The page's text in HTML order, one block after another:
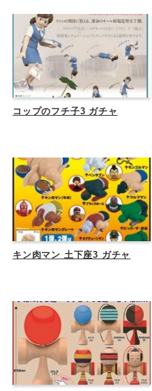
コップのフチ子3 ガチャ
キン肉マン 土下座3 ガチャ